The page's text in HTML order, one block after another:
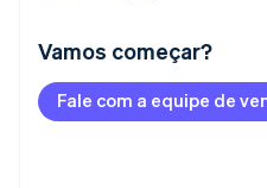
Vamos começar?
Fale com a equipe de
DeutschEnglish
Austrália